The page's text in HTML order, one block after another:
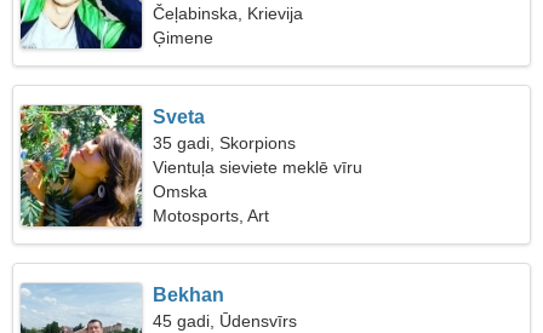
Čeļabinska, Krievija
Ģimene
Sveta
35 gadi, Skorpions
Vientuļa sieviete meklē vīru
Omska
Motosports, Art
Bekhan
45 gadi, Ūdensvīrs